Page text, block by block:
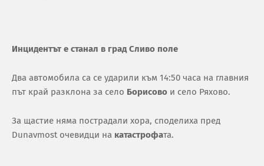
Инцидентът е станал в град Сливо поле
Два автомобила са се ударили към 14:50 часа на главния
път край разклона за село Борисово и село Ряхово.
За щастие няма пострадали хора, спoделиха пред
Dunavmost очевидци на катастрофата.